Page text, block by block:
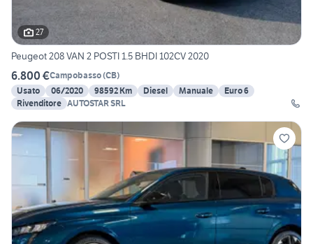
27
Peugeot 208 VAN 2 POSTI 1.5 BHDI 102CV 2020
6.800 €Campobasso(CB)
Usato
06/2020 98592 Km Diesel Manuale
Euro 6
Rivenditore AUTOSTAR SRL